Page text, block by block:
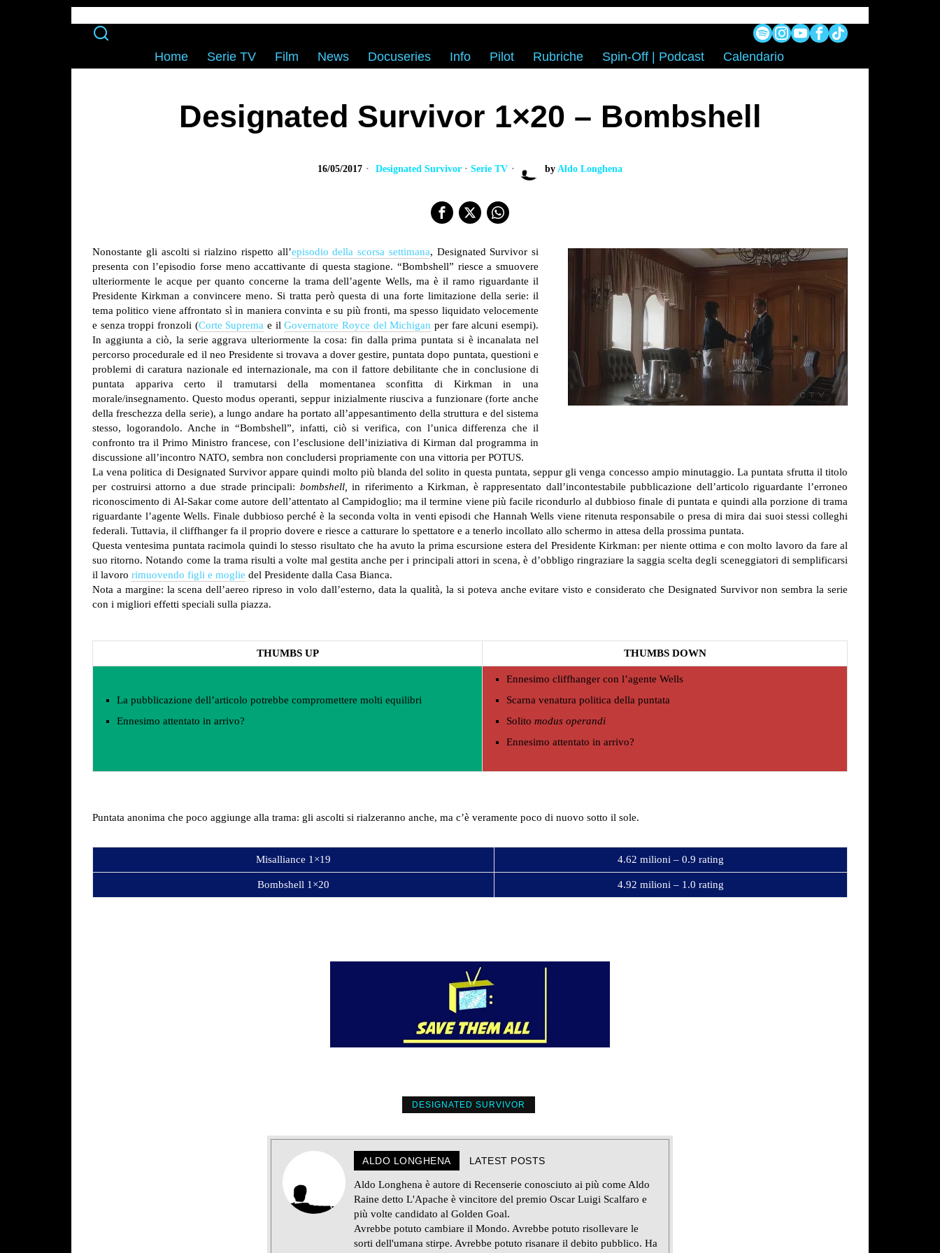
Home Serie TV Film News Docuseries Info Pilot Rubriche Spin-Off | Podcast Calendario
Designated Survivor 1×20 – Bombshell
16/05/2017 Designated Survivor · Serie TV by Aldo Longhena
Nonostante gli ascolti si rialzino rispetto all’episodio della scorsa settimana, Designated Survivor si
presenta con l’episodio forse meno accattivante di questa stagione. “Bombshell” riesce a smuovere
ulteriormente le acque per quanto concerne la trama dell’agente Wells, ma è il ramo riguardante il
Presidente Kirkman a convincere meno. Si tratta però questa di una forte limitazione della serie: il
tema politico viene affrontato sì in maniera convinta e su più fronti, ma spesso liquidato velocemente
e senza troppi fronzoli (Corte Suprema e ilGovernatore Royce del Michigan per fare alcuni esempi).
In aggiunta a ciò, la serie aggrava ulteriormente la cosa: fin dalla prima puntata si è incanalata nel
percorso procedurale ed il neo Presidente si trovava a dover gestire, puntata dopo puntata, questioni e
problemi di caratura nazionale ed internazionale, ma con il fattore debilitante che in conclusione di
puntata appariva certo il tramutarsi della momentanea sconfitta di Kirkman in una
morale/insegnamento. Questo modus operanti, seppur inizialmente riusciva a funzionare (forte anche
della freschezza della serie), a lungo andare ha portato all’appesantimento della struttura e del sistema
stesso, logorandolo. Anche in “Bombshell”, infatti, ciò si verifica, con l’unica differenza che il
confronto tra il Primo Ministro francese, con l’esclusione dell’iniziativa di Kirman dal programma in
discussione all’incontro NATO, sembra non concludersi propriamente con una vittoria per POTUS.
La vena politica di Designated Survivor appare quindi molto più blanda del solito in questa puntata, seppur gli venga concesso ampio minutaggio. La puntata sfrutta il titolo
per costruirsi attorno a due strade principali: bombshell,in riferimento a Kirkman, è rappresentato dall’incontestabile pubblicazione dell’articolo riguardante l’erroneo
riconoscimento di Al-Sakar come autore dell’attentato al Campidoglio; ma il termine viene più facile ricondurlo al dubbioso finale di puntata e quindi alla porzione di trama
riguardante l’agente Wells. Finale dubbioso perché è la seconda volta in venti episodi che Hannah Wells viene ritenuta responsabile o presa di mira dai suoi stessi colleghi
federali. Tuttavia, il cliffhanger fa il proprio dovere e riesce a catturare lo spettatore e a tenerlo incollato allo schermo in attesa della prossima puntata.
Questa ventesima puntata racimola quindi lo stesso risultato che ha avuto la prima escursione estera del Presidente Kirkman: per niente ottima e con molto lavoro da fare al
suo ritorno. Notando come la trama risulti a volte mal gestita anche per i principali attori in scena, è d’obbligo ringraziare la saggia scelta degli sceneggiatori di semplificarsi
il lavoro rimuovendo figli e moglie del Presidente dalla Casa Bianca.
Nota a margine: la scena dell’aereo ripreso in volo dall’esterno, data la qualità, la si poteva anche evitare visto e considerato che Designated Survivor non sembra la serie
con i migliori effetti speciali sulla piazza.
THUMBS UP THUMBS DOWN
La pubblicazione dell’articolo potrebbe compromettere molti equilibri
Ennesimo attentato in arrivo?
Ennesimo cliffhanger con l’agente Wells
Scarna venatura politica della puntata
Solito modus operandi
Ennesimo attentato in arrivo?
Puntata anonima che poco aggiunge alla trama: gli ascolti si rialzeranno anche, ma c’è veramente poco di nuovo sotto il sole.
Misalliance 1×19 4.62 milioni – 0.9 rating
Bombshell 1×20 4.92 milioni – 1.0 rating
DESIGNATED SURVIVOR
ALDO LONGHENA LATEST POSTS
Aldo Longhena è autore di Recenserie conosciuto ai più come Aldo
Raine detto L'Apache è vincitore del premio Oscar Luigi Scalfaro e
più volte candidato al Golden Goal.
Avrebbe potuto cambiare il Mondo. Avrebbe potuto risollevare le
sorti dell'umana stirpe. Avrebbe potuto risanare il debito pubblico. Ha